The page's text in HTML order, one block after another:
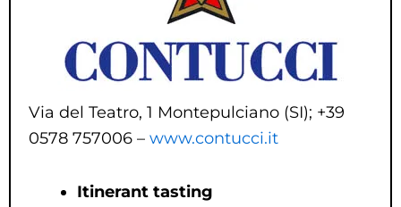
Via del Teatro, 1 Montepulciano (SI); +39
0578 757006 – www.contucci.it
Itinerant tasting